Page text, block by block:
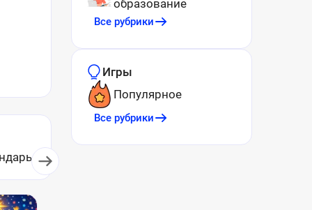
образование
Все рубрики
Игры
Популярное
Все рубрики